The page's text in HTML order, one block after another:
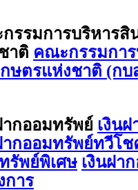
รรมการบริหารสิ
าติ คณะกรรมกา
กษตรแห่งชาติ (กบ
ากออมทรัพย์ เงิน
ากออมทรัพย์ทวีโช
รัพย์พิเศษ เงินฝา
การ